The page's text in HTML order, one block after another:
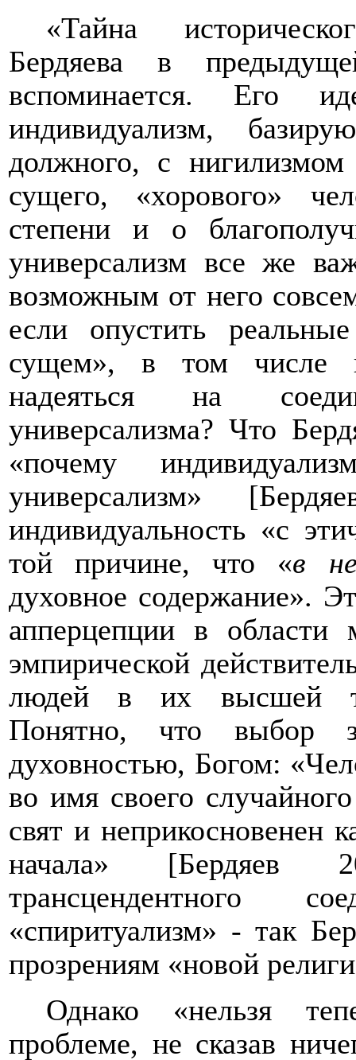
«Тайна
Бердяева в
вспоминается. Его
индивидуализм,
должного, с
сущего, «хорового»
степени и о
универсализм все же
возможным от него
если опустить
сущем», в том числе
надеяться на
универсализма? Что
«почему
универсализм»
индивидуальность «с
той причине, что «в
духовное содержание».
апперцепции в
эмпирической
людей в их высшей
Понятно, что выбор
духовностью, Богом:
во имя своего
свят и неприкосновенен
начала» [Бердяев
трансцендентного
«спиритуализм» - так
прозрениям «новой
Однако «нельзя
проблеме, не сказав